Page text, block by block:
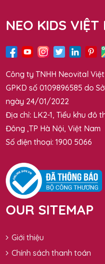
NEO KIDS VIỆT
Công ty TNHH Neovital
GPKD số 0109896585 do
ngày 24/01/2022
Địa chỉ: LK2-1, Tiểu khu đô
Đông ,TP Hà Nội, Việt Nam
Số điện thoại: 1900 5066
OUR SITEMAP
Giới thiệu
Chính sách thanh toán